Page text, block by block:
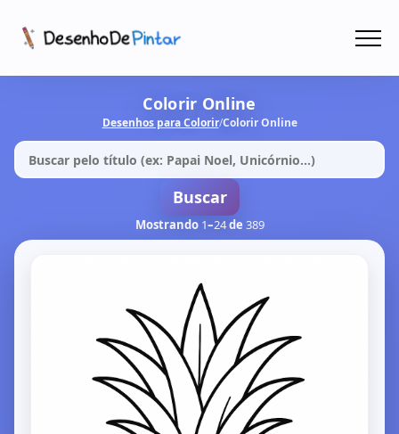
Coletâneas de Desenhos - PDF
Colorir Online
Colorir Online
Desenhos para Colorir/Colorir Online
Buscar
Mostrando 1–24de 389